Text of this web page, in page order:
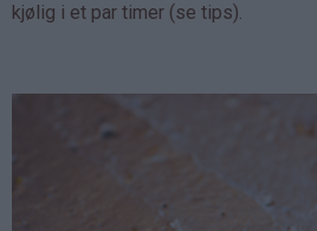
kjølig i et par timer (se tips).